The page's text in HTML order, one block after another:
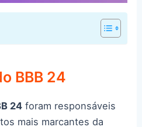
BBB 24
24 foram responsáveis
mais marcantes da